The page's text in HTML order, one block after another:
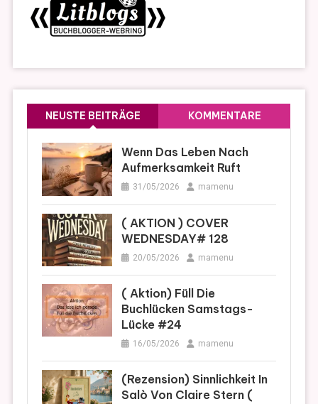
NEUSTE BEITRÄGE KOMMENTARE
Wenn Das Leben Nach
Aufmerksamkeit Ruft
31/05/2026 mamenu
( AKTION ) COVER
WEDNESDAY# 128
20/05/2026 mamenu
( Aktion) Füll Die
Buchlücken Samstags-
Lücke #24
16/05/2026 mamenu
(Rezension) Sinnlichkeit In
Salò Von Claire Stern (